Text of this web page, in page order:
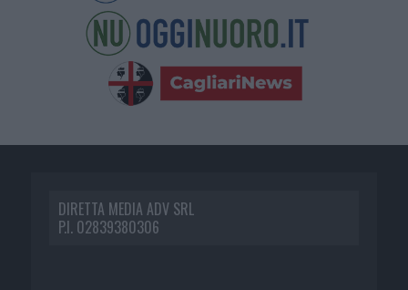
DIRETTA MEDIA ADV SRL
P.I. 02839380306